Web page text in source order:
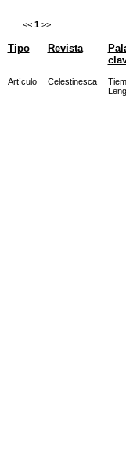
<< 1 >>
Tipo Revista
Artículo Celestinesca